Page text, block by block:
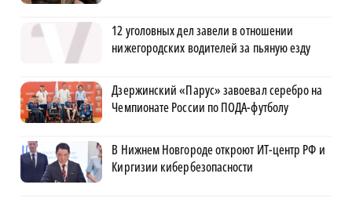
12 уголовных дел завели в отношении
нижегородских водителей за пьяную езду
Дзержинский «Парус» завоевал серебро на
Чемпионате России по ПОДА-футболу
В Нижнем Новгороде откроют ИТ-центр РФ и
Киргизии кибербезопасности